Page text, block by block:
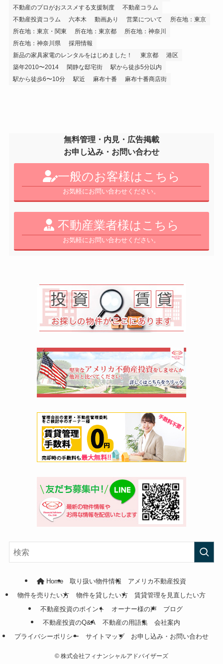
不動産のプロがおススメする支援制度
不動産コラム
不動産投資コラム
六本木 動画あり 営業について
所在地：東京
所在地：東京・関東
所在地：東京都
所在地：神奈川
所在地：神奈川県
採用情報
新品の家具家電のレンタルをはじめました！
東京都
港区
築年2010〜2014
閑静な邸宅街
駅から徒歩5分以内
駅から徒歩6〜10分
駅近 麻布十番 麻布十番商店街
無料管理・内見・広告掲載
お申し込み・お問い合わせ
一般のお客様はこちら
お気軽にお問い合わせください。
不動産業者様はこちら
お気軽にお問い合わせください。
Home 取り扱い物件情報
アメリカ不動産投資
物件を売りたい方
物件を貸したい方
賃貸管理を見直したい方
不動産投資のポイント
オーナー様の声
ブログ
不動産投資のQ&A
不動産の用語集
会社案内
プライバシーポリシー
サイトマップ お申し込み・お問い合わせ
© 株式会社フィナンシャルアドバイザーズ